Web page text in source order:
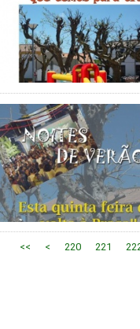
<< < 220 221